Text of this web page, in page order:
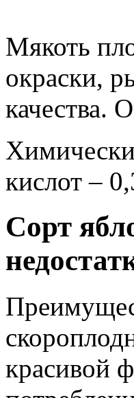
Мякоть
окраски,
качества.
кислот –
Сорт
красивой